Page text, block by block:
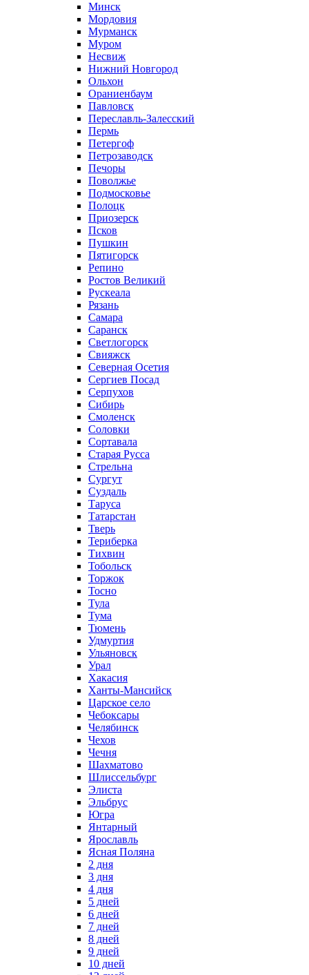
Минск
Мордовия
Мурманск
Муром
Несвиж
Нижний Новгород
Ольхон
Ораниенбаум
Павловск
Переславль-Залесский
Пермь
Петергоф
Петрозаводск
Печоры
Поволжье
Подмосковье
Полоцк
Приозерск
Псков
Пушкин
Пятигорск
Репино
Ростов Великий
Рускеала
Рязань
Самара
Саранск
Светлогорск
Свияжск
Северная Осетия
Сергиев Посад
Серпухов
Сибирь
Смоленск
Соловки
Сортавала
Старая Русса
Стрельна
Сургут
Суздаль
Таруса
Татарстан
Тверь
Териберка
Тихвин
Тобольск
Торжок
Тосно
Тула
Тума
Тюмень
Удмуртия
Ульяновск
Урал
Хакасия
Ханты-Мансийск
Царское село
Чебоксары
Челябинск
Чехов
Чечня
Шахматово
Шлиссельбург
Элиста
Эльбрус
Югра
Янтарный
Ярославль
Ясная Поляна
2 дня
3 дня
4 дня
5 дней
6 дней
7 дней
8 дней
9 дней
10 дней